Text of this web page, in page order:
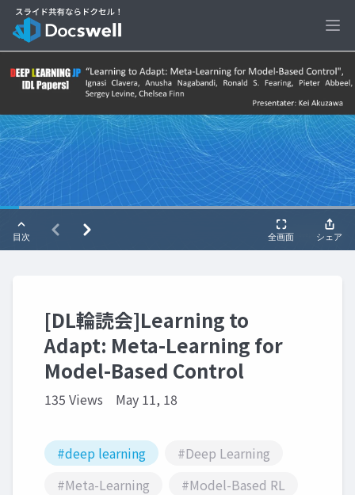
[DL輪読会]Learning to
Adapt: Meta-Learning for
Model-Based Control
135 Views May 11, 18
#deep learning
#Deep Learning
#Meta-Learning
#Model-Based RL